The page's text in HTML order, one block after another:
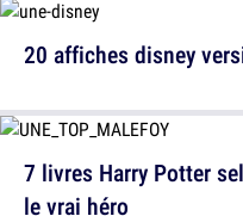
20 affiches disney
7 livres Harry Potter
le vrai héro